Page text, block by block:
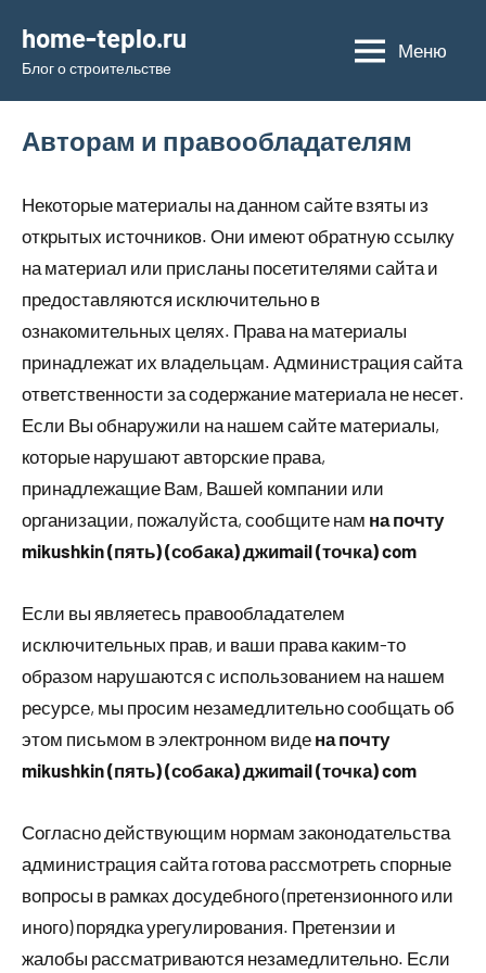
содержимому
home-teplo.ru
Блог о строительстве
Меню
Авторам и правообладателям
Некоторые материалы на данном сайте взяты из
открытых источников. Они имеют обратную ссылку
на материал или присланы посетителями сайта и
предоставляются исключительно в
ознакомительных целях. Права на материалы
принадлежат их владельцам. Администрация сайта
ответственности за содержание материала не несет.
Если Вы обнаружили на нашем сайте материалы,
которые нарушают авторские права,
принадлежащие Вам, Вашей компании или
организации, пожалуйста, сообщите нам на почту
mikushkin (пять) (собака) джиmail (точка) com
Если вы являетесь правообладателем
исключительных прав, и ваши права каким-то
образом нарушаются с использованием на нашем
ресурсе, мы просим незамедлительно сообщать об
этом письмом в электронном виде на почту
mikushkin (пять) (собака) джиmail (точка) com
Согласно действующим нормам законодательства
администрация сайта готова рассмотреть спорные
вопросы в рамках досудебного (претензионного или
иного) порядка урегулирования. Претензии и
жалобы рассматриваются незамедлительно. Если